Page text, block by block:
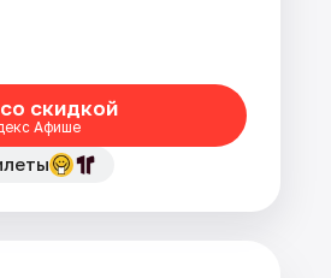
скидкой
Афише